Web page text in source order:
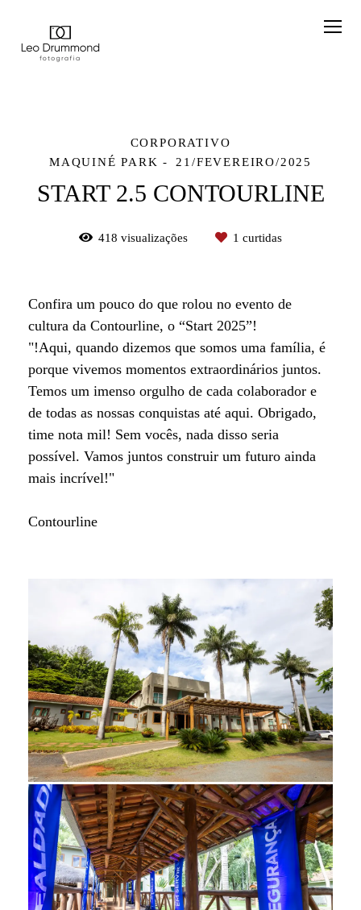
CORPORATIVO
MAQUINÉ PARK
21/FEVEREIRO/2025
START 2.5 CONTOURLINE
418 visualizações 1 curtidas
Confira um pouco do que rolou no evento de
cultura da Contourline, o “Start 2025”!
"!Aqui, quando dizemos que somos uma família, é
porque vivemos momentos extraordinários juntos.
Temos um imenso orgulho de cada colaborador e
de todas as nossas conquistas até aqui. Obrigado,
time nota mil! Sem vocês, nada disso seria
possível. Vamos juntos construir um futuro ainda
mais incrível!"
Contourline